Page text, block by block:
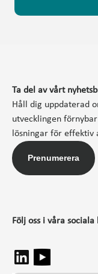
Ta del av vårt
Håll dig uppdaterad
utvecklingen
lösningar för effektiv
Prenumerera
Följ oss i våra